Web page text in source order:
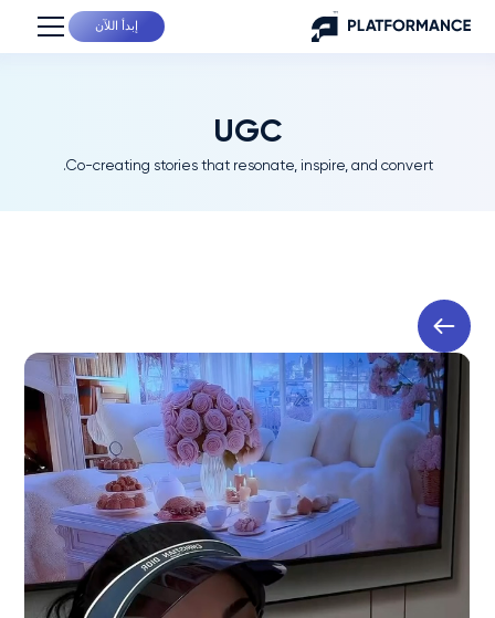
إبدأ اللآن
UGC
Co-creating stories that resonate, inspire, and convert.